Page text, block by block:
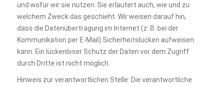
und wofür wir sie nutzen. Sie erläutert auch, wie und zu
welchem Zweck das geschieht. Wir weisen darauf hin,
dass die Datenübertragung im Internet (z. B. bei der
Kommunikation per E-Mail) Sicherheitslücken aufweisen
kann. Ein lückenloser Schutz der Daten vor dem Zugriff
durch Dritte ist nicht möglich.
Hinweis zur verantwortlichen Stelle: Die verantwortliche